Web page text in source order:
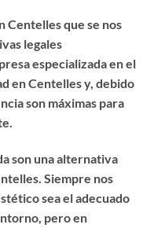
Centelles que se nos
legales
especializada en el
en Centelles y, debido
son máximas para
son una alternativa
Siempre nos
sea el adecuado
pero en